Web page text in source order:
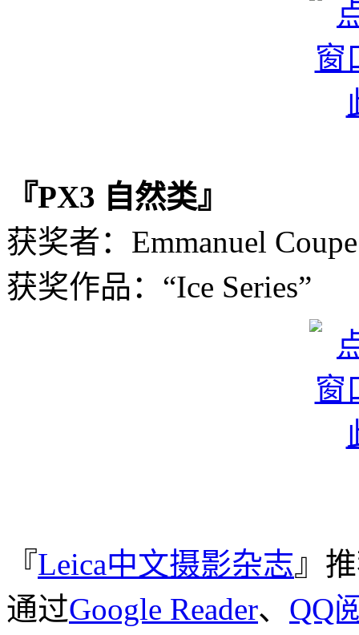
『PX3 自然类』
获奖者：Emmanuel
获奖作品：“Ice Series”
『Leica中文摄影杂志』
通过Google Reader、 QQ